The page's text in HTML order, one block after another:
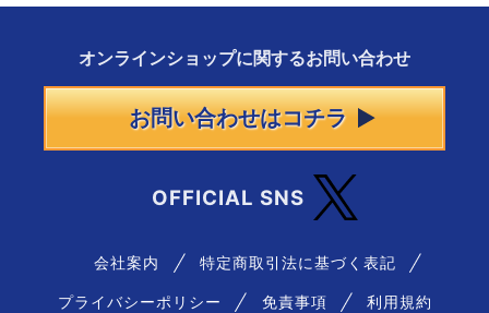
オンラインショップに関するお問い合わせ
お問い合わせはコチラ
OFFICIAL SNS
会社案内 特定商取引法に基づく表記
プライバシーポリシー 免責事項 利用規約